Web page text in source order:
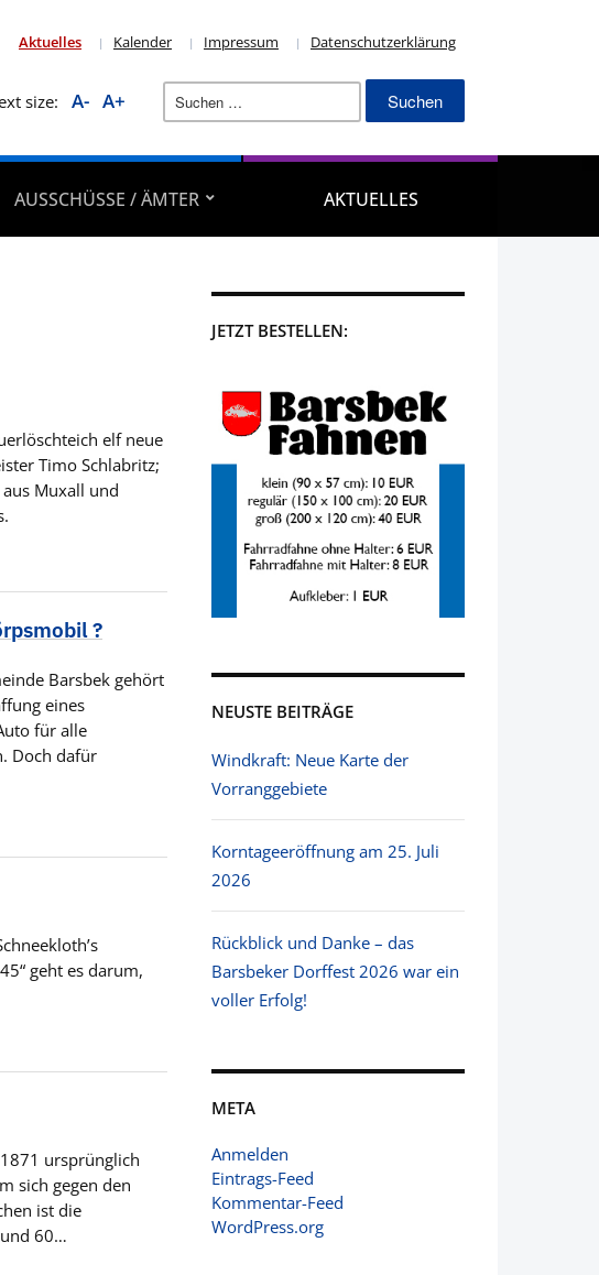
Aktuelles Kalender Impressum Datenschutzerklärung
size: A- A+
Suchen
nach:
AUSSCHÜSSE / ÄMTER AKTUELLES
elf neue
Timo Schlabritz;
Muxall und
?
Barsbek gehört
eines
für alle
Doch dafür
geht es darum,
ursprünglich
sich gegen den
ist die
60…
JETZT BESTELLEN:
NEUSTE BEITRÄGE
Windkraft: Neue Karte der
Vorranggebiete
Korntageeröffnung am 25. Juli
2026
Rückblick und Danke – das
Barsbeker Dorffest 2026 war ein
voller Erfolg!
META
Anmelden
Eintrags-Feed
Kommentar-Feed
WordPress.org